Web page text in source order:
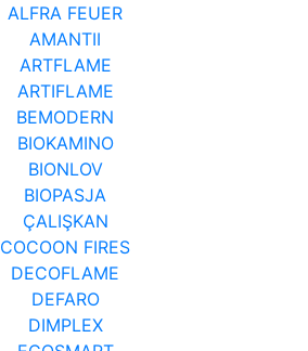
ALFRA FEUER
AMANTII
ARTFLAME
ARTIFLAME
BEMODERN
BIOKAMINO
BIONLOV
BIOPASJA
ÇALIŞKAN
COCOON FIRES
DECOFLAME
DEFARO
DIMPLEX